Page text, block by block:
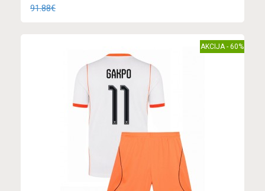
91.88€
AKCIJA - 60%